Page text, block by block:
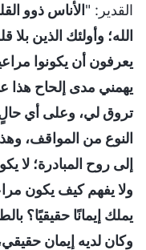
القدير: "الأناس ذوو
الله؛ وأولئك الذين
يعرفون أن يكونوا
يهمني مدى إلحاح هذا
تروق لي، وعلى أي
النوع من المواقف، وهذا
إلى روح المبادرة؛ لا
ولا يفهم كيف يكون
يملك إيمانًا حقيقيًا؟
وكان لديه إيمان